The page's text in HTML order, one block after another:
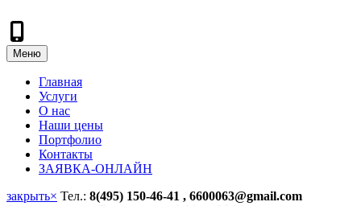
Меню
Главная
Услуги
О нас
Наши цены
Портфолио
Контакты
ЗАЯВКА-ОНЛАЙН
закрыть× Тел.: 8(495) 150-46-41 , 6600063@gmail.com